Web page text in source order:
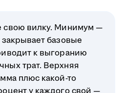
свою вилку. Минимум —
базовые
к выгоранию
трат. Верхняя
плюс какой-то